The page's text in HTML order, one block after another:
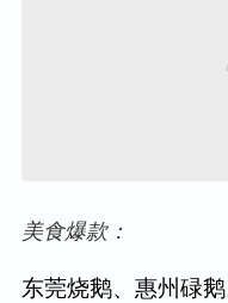
美食爆款：
东莞烧鹅、惠州碌